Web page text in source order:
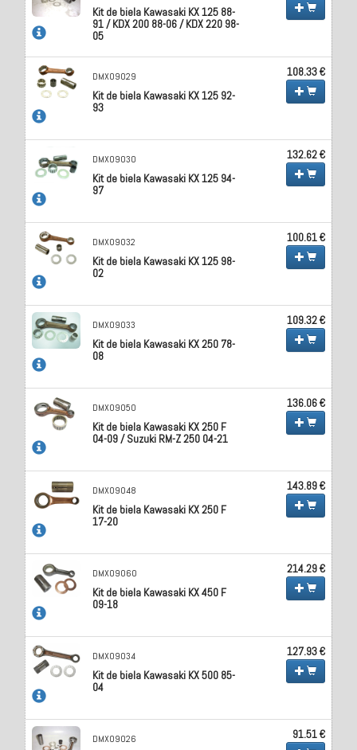
Kit de biela Kawasaki KX 125 88-
91 / KDX 200 88-06 / KDX 220 98-
05
DMX09029
Kit de biela Kawasaki KX 125 92-
93
108.33 €
DMX09030
Kit de biela Kawasaki KX 125 94-
97
132.62 €
DMX09032
Kit de biela Kawasaki KX 125 98-
02
100.61 €
DMX09033
Kit de biela Kawasaki KX 250 78-
08
109.32 €
DMX09050
Kit de biela Kawasaki KX 250 F
04-09 / Suzuki RM-Z 250 04-21
136.06 €
DMX09048
Kit de biela Kawasaki KX 250 F
17-20
143.89 €
DMX09060
Kit de biela Kawasaki KX 450 F
09-18
214.29 €
DMX09034
Kit de biela Kawasaki KX 500 85-
04
127.93 €
DMX09026 91.51 €